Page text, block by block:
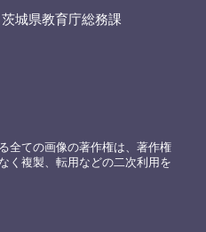
城県教育庁総務課
全ての画像の著作権は、著作権
く複製、転用などの二次利用を